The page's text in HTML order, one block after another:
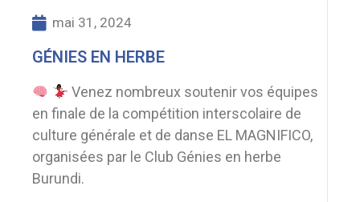
mai 31, 2024
GÉNIES EN HERBE
Venez nombreux soutenir vos équipes
en finale de la compétition interscolaire de
culture générale et de danse EL MAGNIFICO,
organisées par le Club Génies en herbe
Burundi.